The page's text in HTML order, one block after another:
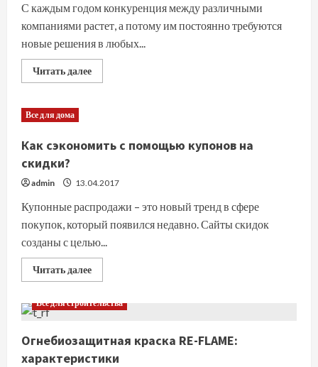
строя?
С каждым годом конкуренция между различными
компаниями растет, а потому им постоянно требуются
новые решения в любых...
Читать далееПрочитать
больше
Все для дома
Как сэкономить с помощью купонов на
скидки?
admin 13.04.2017
Купонные распродажи – это новый тренд в сфере
покупок, который появился недавно. Сайты скидок
созданы с целью...
Читать далееПрочитать
больше
сэкономить
купонов
на
скидки?
Все для строительства
Огнебиозащитная краска RE-FLAME:
характеристики